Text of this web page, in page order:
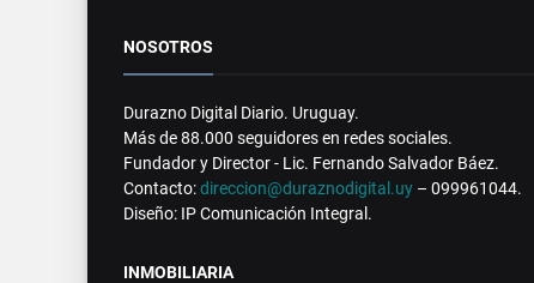
NOSOTROS
Durazno Digital Diario. Uruguay.
Más de 88.000 seguidores en redes sociales.
Fundador y Director - Lic. Fernando Salvador Báez.
Contacto:direccion@duraznodigital.uy – 099961044.
Diseño: IP Comunicación Integral.
INMOBILIARIA